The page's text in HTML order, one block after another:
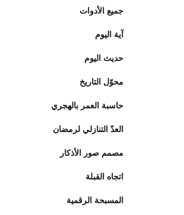
جميع الأدوات
آية اليوم
حديث اليوم
محوّل التاريخ
حاسبة العمر بالهجري
العدّ التنازلي لرمضان
مصمم صور الأذكار
اتجاه القبلة
المسبحة الرقمية